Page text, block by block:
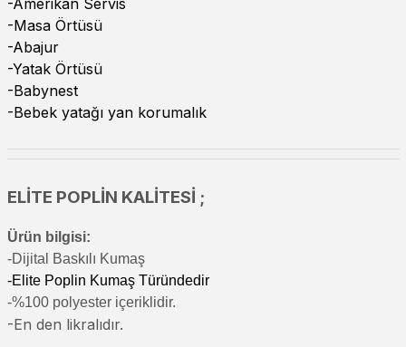
-Amerikan Servis
-Masa Örtüsü
-Abajur
-Yatak Örtüsü
-Babynest
-Bebek yatağı yan korumalık
ELİTE POPLİN KALİTESİ ;
Ürün bilgisi:
-Dijital Baskılı Kumaş
-Elite Poplin Kumaş Türündedir
-%100 polyester içeriklidir.
-En den likralıdır.